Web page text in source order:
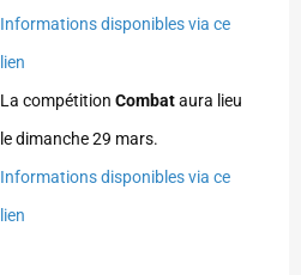
Informations disponibles via ce
lien
La compétitionCombataura lieu
le dimanche 29 mars.
Informations disponibles via ce
lien